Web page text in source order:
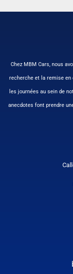
Chez MBM Cars, nous
recherche et la remise
les journées au sein de
anecdotes font prendre